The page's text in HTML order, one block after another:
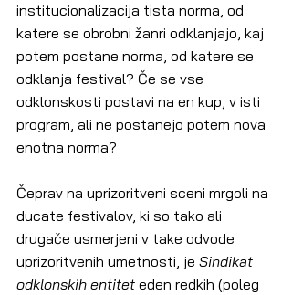
institucionalizacija tista norma, od
katere se obrobni žanri odklanjajo, kaj
potem postane norma, od katere se
odklanja festival? Če se vse
odklonskosti postavi na en kup, v isti
program, ali ne postanejo potem nova
enotna norma?
Čeprav na uprizoritveni sceni mrgoli na
ducate festivalov, ki so tako ali
drugače usmerjeni v take odvode
uprizoritvenih umetnosti, je Sindikat
odklonskih entitet eden redkih (poleg